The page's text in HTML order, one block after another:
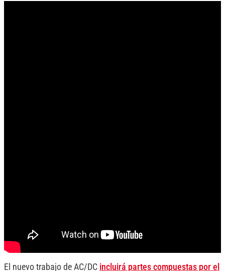
El nuevo trabajo de AC/DC incluirá partes compuestas por el